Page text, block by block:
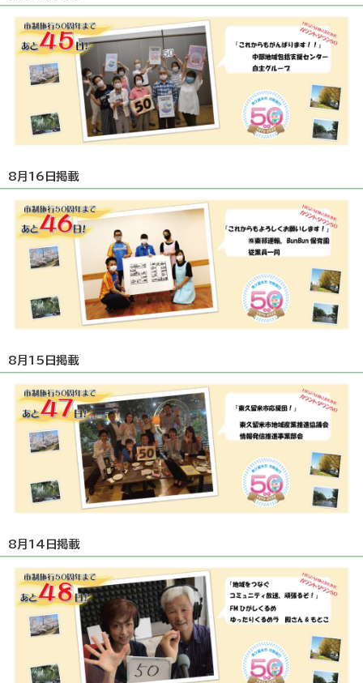
8月16日掲載
8月15日掲載
8月14日掲載